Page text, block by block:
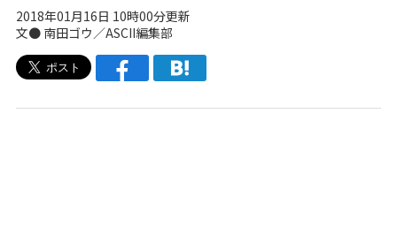
2018年01月16日 10時00分更新
文● 南田ゴウ／ASCII編集部